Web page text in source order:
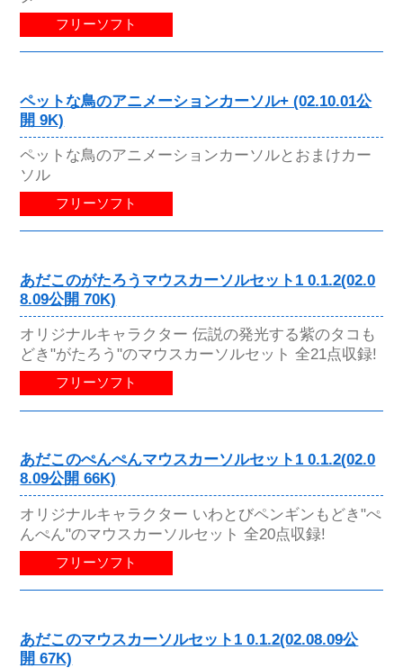
フリーソフト
ペットな鳥のアニメーションカーソル+ (02.10.01公
開 9K)
ペットな鳥のアニメーションカーソルとおまけカー
ソル
フリーソフト
あだこのがたろうマウスカーソルセット1 0.1.2(02.0
8.09公開 70K)
オリジナルキャラクター 伝説の発光する紫のタコも
どき"がたろう"のマウスカーソルセット 全21点収録!
フリーソフト
あだこのぺんぺんマウスカーソルセット1 0.1.2(02.0
8.09公開 66K)
オリジナルキャラクター いわとびペンギンもどき"ぺ
んぺん"のマウスカーソルセット 全20点収録!
フリーソフト
あだこのマウスカーソルセット1 0.1.2(02.08.09公
開 67K)